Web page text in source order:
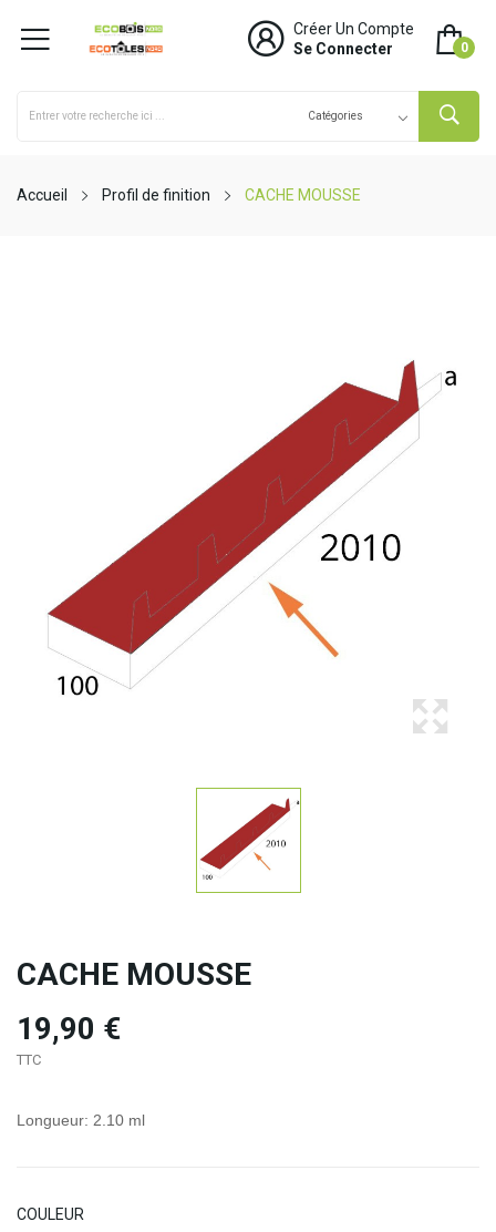
Créer Un Compte
Se Connecter
0
Accueil Profil de finition CACHE MOUSSE
CACHE MOUSSE
19,90 €
TTC
Longueur: 2.10 ml
COULEUR